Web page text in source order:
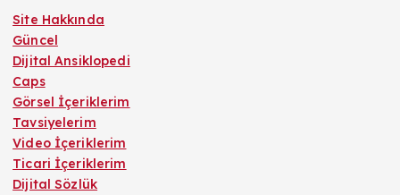
Site Hakkında
Güncel
Dijital Ansiklopedi
Caps
Görsel İçeriklerim
Tavsiyelerim
Video İçeriklerim
Ticari İçeriklerim
Dijital Sözlük